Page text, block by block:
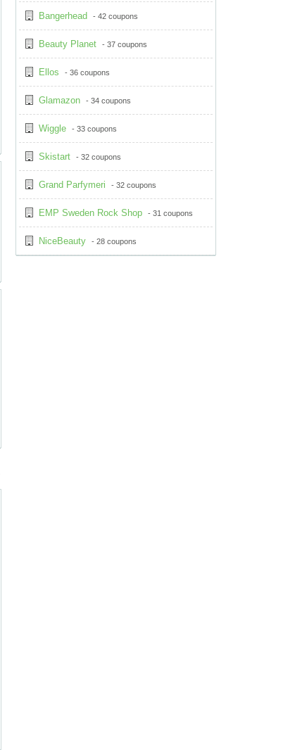
Bangerhead - 42 coupons
Beauty Planet - 37 coupons
Ellos - 36 coupons
Glamazon - 34 coupons
Wiggle - 33 coupons
Skistart - 32 coupons
Grand Parfymeri - 32 coupons
EMP Sweden Rock Shop - 31 coupons
NiceBeauty - 28 coupons